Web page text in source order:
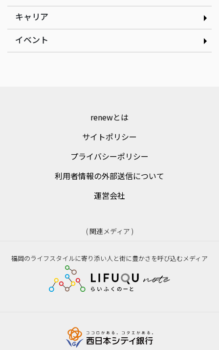
現場の改善アイデアを、AI
で資産に変える｜株式会社
ゲンテイ 元堤晴香さん
｜nancle 小林俊貴さん
キャリア
イベント
renewとは
サイトポリシー
プライバシーポリシー
利用者情報の外部送信について
運営会社
( 関連メディア )
福岡のライフスタイルに寄り添い人と街に豊かさを呼び込むメディア